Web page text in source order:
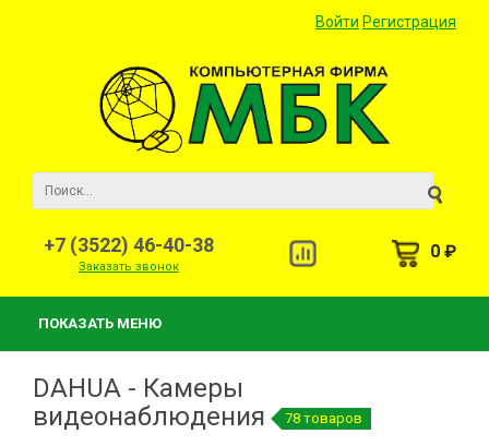
Войти Регистрация
+7 (3522) 46-40-38
Заказать звонок
0 ₽
ПОКАЗАТЬ МЕНЮ
DAHUA - Камеры
видеонаблюдения
78 товаров